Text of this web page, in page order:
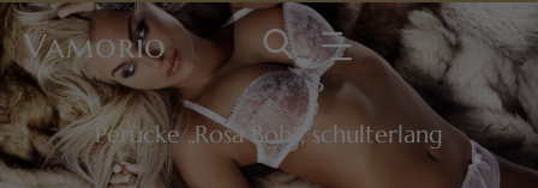
Vamorio
Perücke „Rosa Bob“, schulterlang